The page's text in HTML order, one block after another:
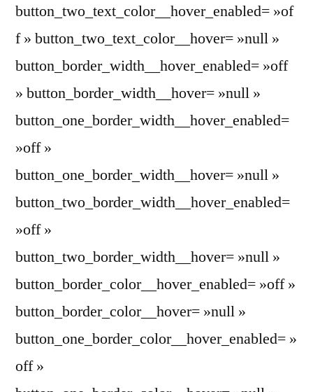
button_two_text_color__hover_enabled= »of
f » button_two_text_color__hover= »null »
button_border_width__hover_enabled= »off
» button_border_width__hover= »null »
button_one_border_width__hover_enabled=
»off »
button_one_border_width__hover= »null »
button_two_border_width__hover_enabled=
»off »
button_two_border_width__hover= »null »
button_border_color__hover_enabled= »off »
button_border_color__hover= »null »
button_one_border_color__hover_enabled= »
off »